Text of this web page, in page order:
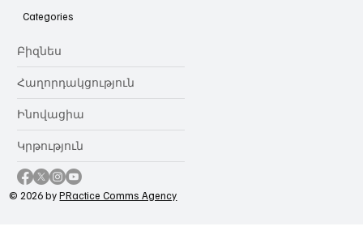
նվիրում որոշում
Categories
Բիզնես
Հաղորդակցություն
Ինովացիա
Կրթություն
© 2026 byPRactice Comms Agency